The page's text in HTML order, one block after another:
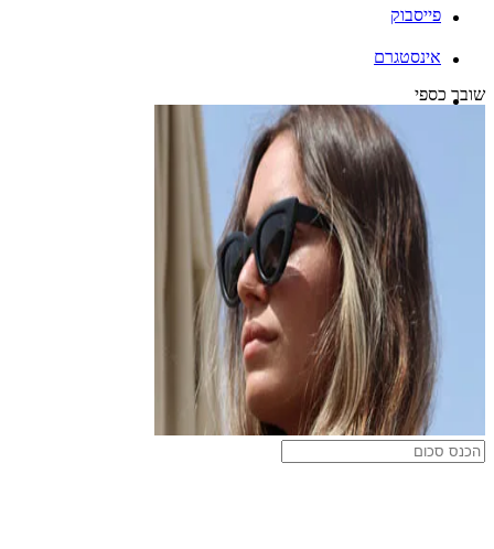
פייסבוק
אינסטגרם
שובר כספי